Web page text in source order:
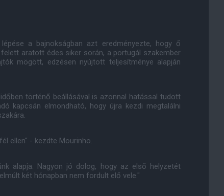
a bajnokságban azt eredményezte, hogy ő
aratott édes siker során, a portugál szakember
mögött, edzésen nyújtott teljesítménye alapján
történő beállásával is azonnal hatással tudott
kapcsán elmondható, hogy újra kezdi megtalálni
ellen" - kezdte Mourinho.
alapja. Nagyon jó dolog, hogy az első helyzetét
két hónapban nem fordult elő vele."